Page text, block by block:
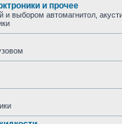
и прочее
выбором автомагнитол,